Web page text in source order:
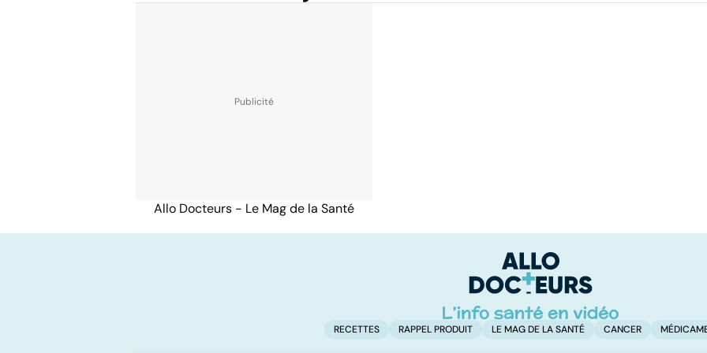
Allo Docteurs - Le Mag de la Santé
RECETTES RAPPEL PRODUIT LE MAG DE LA SANTÉ CANCER